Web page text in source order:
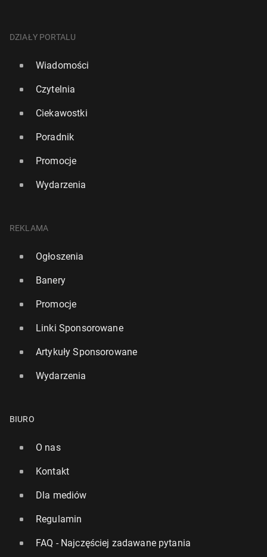
DZIAŁY PORTALU
Wiadomości
Czytelnia
Ciekawostki
Poradnik
Promocje
Wydarzenia
REKLAMA
Ogłoszenia
Banery
Promocje
Linki Sponsorowane
Artykuły Sponsorowane
Wydarzenia
BIURO
O nas
Kontakt
Dla mediów
Regulamin
FAQ - Najczęściej zadawane pytania